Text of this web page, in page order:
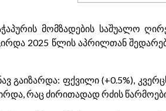
მომზადების საშუალო
2025 წლის აპრილთან
გაიზარდა: ფქვილი (+0.5%),
რაც ძირითადად რძის